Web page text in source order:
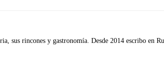
sus rincones y gastronomía. Desde 2014 escribo en